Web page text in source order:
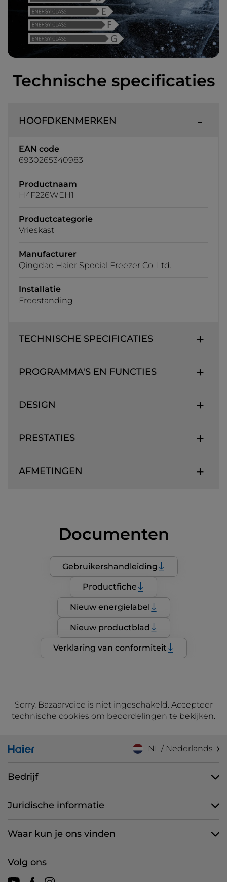
Technische specificaties
HOOFDKENMERKEN
EAN code
6930265340983
Productnaam
H4F226WEH1
Productcategorie
Vrieskast
Manufacturer
Qingdao Haier Special Freezer Co. Ltd.
Installatie
Freestanding
TECHNISCHE SPECIFICATIES
PROGRAMMA'S EN FUNCTIES
DESIGN
PRESTATIES
AFMETINGEN
Documenten
Gebruikershandleiding
Productfiche
Nieuw energielabel
Nieuw productblad
Verklaring van conformiteit
Sorry, Bazaarvoice is niet ingeschakeld. Accepteer
technische cookies om beoordelingen te bekijken.
NL / Nederlands
Bedrijf
Juridische informatie
Waar kun je ons vinden
Volg ons